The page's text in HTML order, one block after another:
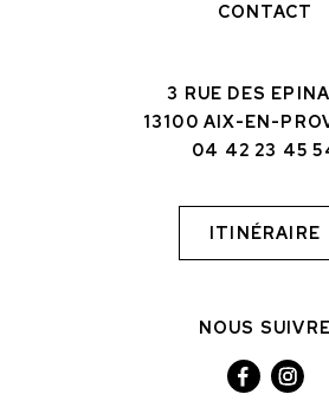
CONTACT
3 RUE DES
13100 AIX-EN-
04 42 23 45
ITINÉRAIRE
NOUS SUIVRE